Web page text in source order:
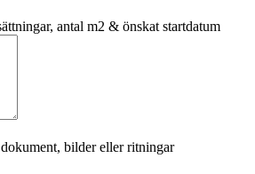
antal m2 & önskat startdatum
bilder eller ritningar